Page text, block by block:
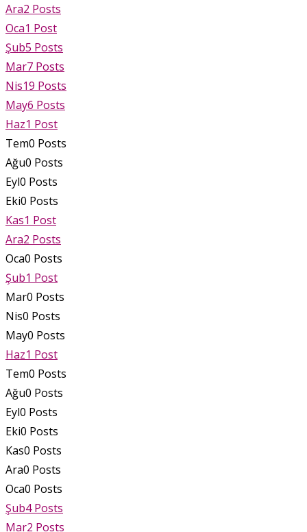
Ara2 Posts
Oca1 Post
Şub5 Posts
Mar7 Posts
Nis19 Posts
May6 Posts
Haz1 Post
Tem0 Posts
Ağu0 Posts
Eyl0 Posts
Eki0 Posts
Kas1 Post
Ara2 Posts
Oca0 Posts
Şub1 Post
Mar0 Posts
Nis0 Posts
May0 Posts
Haz1 Post
Tem0 Posts
Ağu0 Posts
Eyl0 Posts
Eki0 Posts
Kas0 Posts
Ara0 Posts
Oca0 Posts
Şub4 Posts
Mar2 Posts